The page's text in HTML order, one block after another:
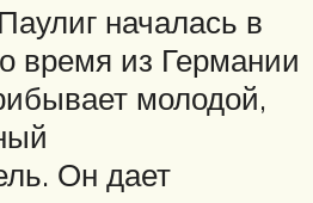
началась в
время из Германии
молодой,
Он дает